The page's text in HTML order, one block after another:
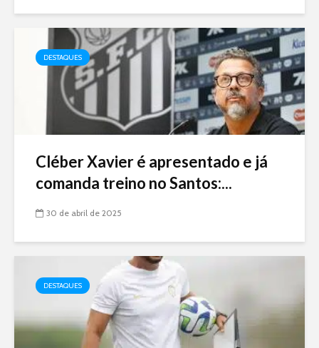
DESTAQUES
Cléber Xavier é apresentado e já
comanda treino no Santos:...
30 de abril de 2025
DESTAQUES